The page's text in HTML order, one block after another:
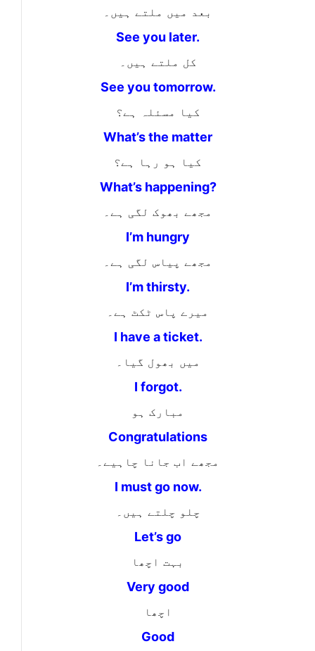
بعد میں ملتے ہیں۔
See you later.
کل ملتے ہیں۔
See you tomorrow.
کیا مسئلہ ہے؟
What’s the matter
کیا ہو رہا ہے؟
What’s happening?
مجھے بھوک لگی ہے۔
I’m hungry
مجھے پیاس لگی ہے۔
I’m thirsty.
میرے پاس ٹکٹ ہے۔
I have a ticket.
میں بھول گیا۔
I forgot.
مبارک ہو
Congratulations
مجھے اب جانا چاہیے۔
I must go now.
چلو چلتے ہیں۔
Let’s go
بہت اچھا
Very good
اچھا
Good